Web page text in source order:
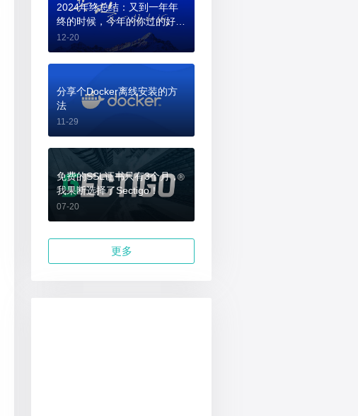
2024年终总结：又到一年年
终的时候，今年的你过的好
吗？
12-20
分享个Docker离线安装的方
法
11-29
免费的SSL证书只有3个月，
我果断选择了Sectigo！
07-20
更多